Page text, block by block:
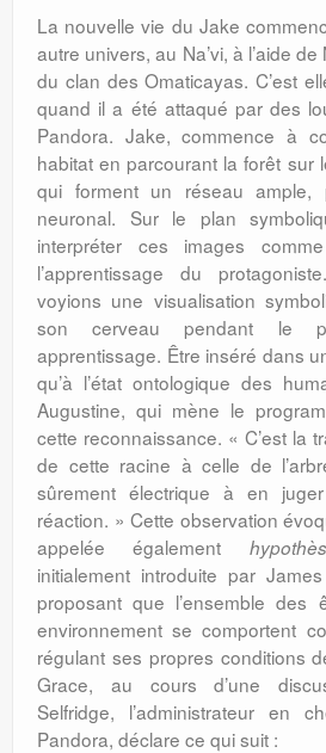
La nouvelle vie du Jake
autre univers, au Na’vi, à l’aide
du clan des Omaticayas. C’est
quand il a été attaqué par des
Pandora. Jake, commence à
habitat en parcourant la forêt sur
qui forment un réseau
neuronal. Sur le plan
interpréter ces images
l’apprentissage du
voyions une visualisation
son cerveau pendant le
apprentissage. Être inséré dans
qu’à l’état ontologique des
Augustine, qui mène le
cette reconnaissance. « C’est la
de cette racine à celle de
sûrement électrique à en
réaction. » Cette observation
appelée également
initialement introduite par
proposant que l’ensemble des
environnement se comportent
régulant ses propres conditions
Grace, au cours d’une
Selfridge, l’administrateur en
Pandora, déclare ce qui suit :